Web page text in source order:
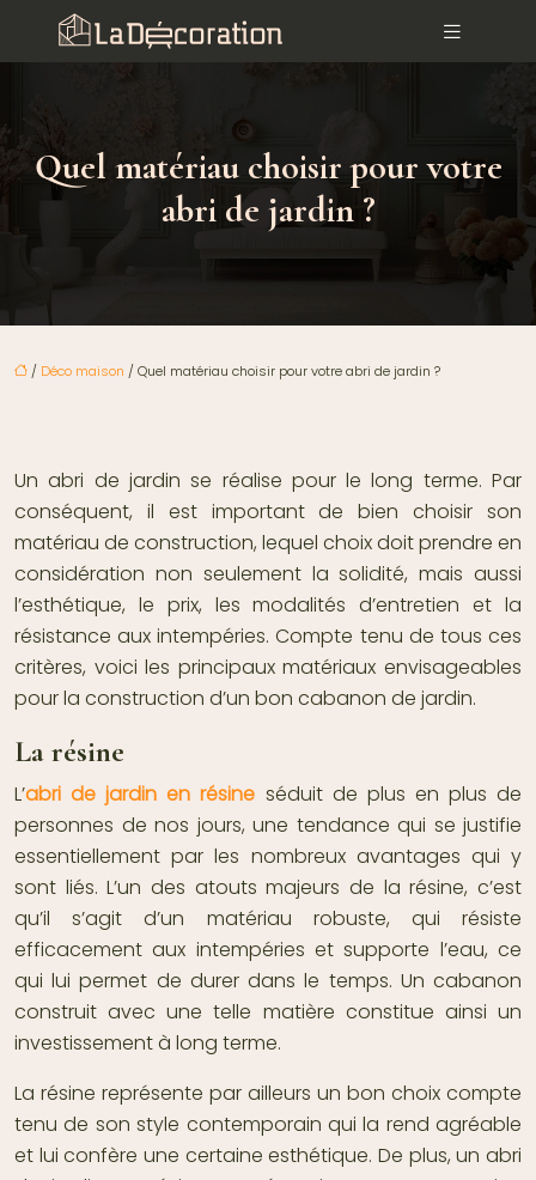
Quel matériau choisir pour votre
abri de jardin ?
/ Déco maison / Quel matériau choisir pour votre abri de jardin ?
Un abri de jardin se réalise pour le long terme. Par
conséquent, il est important de bien choisir son
matériau de construction, lequel choix doit prendre en
considération non seulement la solidité, mais aussi
l’esthétique, le prix, les modalités d’entretien et la
résistance aux intempéries. Compte tenu de tous ces
critères, voici les principaux matériaux envisageables
pour la construction d’un bon cabanon de jardin.
La résine
L’abri de jardin en résine séduit de plus en plus de
personnes de nos jours, une tendance qui se justifie
essentiellement par les nombreux avantages qui y
sont liés. L’un des atouts majeurs de la résine, c’est
qu’il s’agit d’un matériau robuste, qui résiste
efficacement aux intempéries et supporte l’eau, ce
qui lui permet de durer dans le temps. Un cabanon
construit avec une telle matière constitue ainsi un
investissement à long terme.
La résine représente par ailleurs un bon choix compte
tenu de son style contemporain qui la rend agréable
et lui confère une certaine esthétique. De plus, un abri